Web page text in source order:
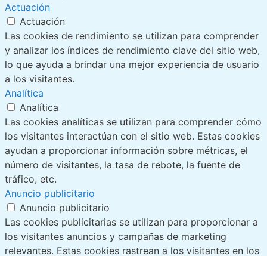
Actuación
Actuación
Las cookies de rendimiento se utilizan para comprender
y analizar los índices de rendimiento clave del sitio web,
lo que ayuda a brindar una mejor experiencia de usuario
a los visitantes.
Analítica
Analítica
Las cookies analíticas se utilizan para comprender cómo
los visitantes interactúan con el sitio web. Estas cookies
ayudan a proporcionar información sobre métricas, el
número de visitantes, la tasa de rebote, la fuente de
tráfico, etc.
Anuncio publicitario
Anuncio publicitario
Las cookies publicitarias se utilizan para proporcionar a
los visitantes anuncios y campañas de marketing
relevantes. Estas cookies rastrean a los visitantes en los